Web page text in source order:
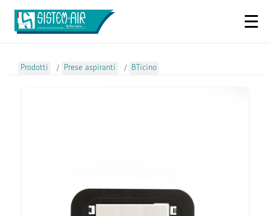
Prodotti / Prese aspiranti / BTicino